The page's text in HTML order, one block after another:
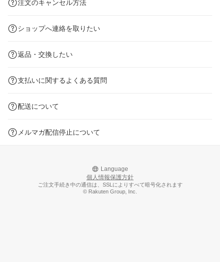
注文のキャンセル方法
ショップへ連絡を取りたい
返品・交換したい
支払いに関するよくある質問
配送について
メルマガ配信停止について
Language
個人情報保護方針
ご注文手続き中の通信は、SSLによりすべて暗号化されます
© Rakuten Group, Inc.